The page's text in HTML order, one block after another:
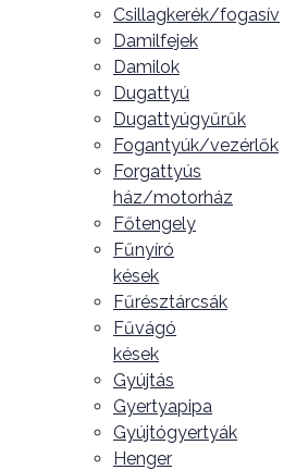
Csillagkerék/fogasív
Damilfejek
Damilok
Dugattyú
Dugattyúgyűrűk
Fogantyúk/vezérlők
Forgattyús
ház/motorház
Főtengely
Fűnyíró
kések
Fűrésztárcsák
Fűvágó
kések
Gyújtás
Gyertyapipa
Gyújtógyertyák
Henger